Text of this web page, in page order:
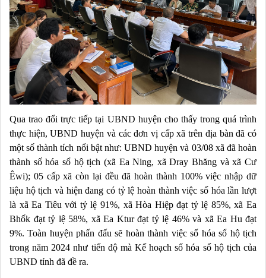
Qua trao đổi trực tiếp tại UBND huyện cho thấy trong quá trình
thực hiện, UBND huyện và các đơn vị cấp xã trên địa bàn đã có
một số thành tích nổi bật như: UBND huyện và 03/08 xã đã hoàn
thành số hóa sổ hộ tịch (xã Ea Ning, xã Dray Bhăng và xã Cư
Êwi); 05 cấp xã còn lại đều đã hoàn thành 100% việc nhập dữ
liệu hộ tịch và hiện đang có tỷ lệ hoàn thành việc số hóa lần lượt
là xã Ea Tiêu với tỷ lệ 91%, xã Hòa Hiệp đạt tỷ lệ 85%, xã Ea
Bhốk đạt tỷ lệ 58%, xã Ea Ktur đạt tỷ lệ 46% và xã Ea Hu đạt
9%. Toàn huyện phấn đấu sẽ hoàn thành việc số hóa sổ hộ tịch
trong năm 2024 như tiến độ mà Kế hoạch số hóa sổ hộ tịch của
UBND tỉnh đã đề ra.